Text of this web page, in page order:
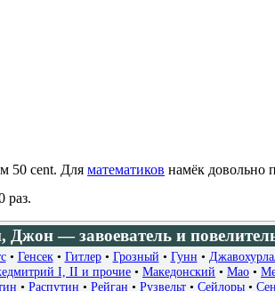
50 cent. Для математиков намёк довольно
раз.
Джон — завоеватель и
• Генсек• Гитлер• Грозный • Гунн •
I, II и прочие • Македонский • Мао •
• Распутин • Рейган • Рузвельт• Сейлоры• Сен